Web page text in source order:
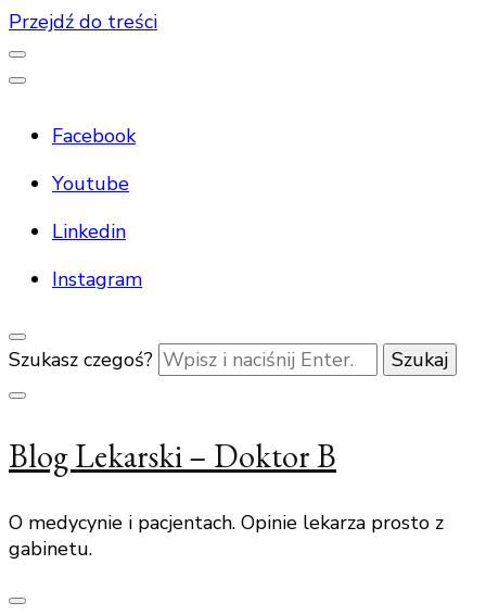
Przejdź do treści
Facebook
Youtube
Linkedin
Instagram
Szukasz czegoś?
Blog Lekarski – Doktor B
O medycynie i pacjentach. Opinie lekarza prosto z
gabinetu.